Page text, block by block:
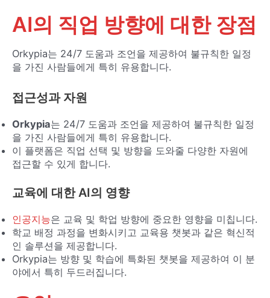
AI의 직업 방향에 대한 장점
Orkypia는 24/7 도움과 조언을 제공하여 불규칙한 일정
을 가진 사람들에게 특히 유용합니다.
접근성과 자원
Orkypia는 24/7 도움과 조언을 제공하여 불규칙한 일정
을 가진 사람들에게 특히 유용합니다.
이 플랫폼은 직업 선택 및 방향을 도와줄 다양한 자원에
접근할 수 있게 합니다.
교육에 대한 AI의 영향
인공지능은 교육 및 학업 방향에 중요한 영향을 미칩니다.
학교 배정 과정을 변화시키고 교육용 챗봇과 같은 혁신적
인 솔루션을 제공합니다.
Orkypia는 방향 및 학습에 특화된 챗봇을 제공하여 이 분
야에서 특히 두드러집니다.